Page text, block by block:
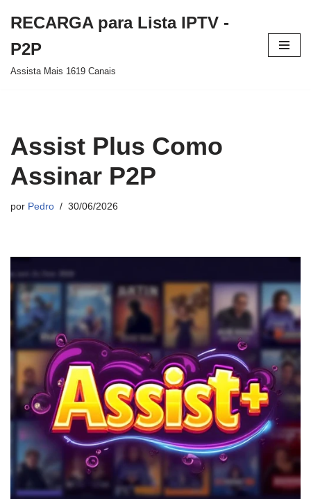
para
o
RECARGA para Lista IPTV -
P2P
Assista Mais 1619 Canais
Assist Plus Como
Assinar P2P
por Pedro 30/06/2026